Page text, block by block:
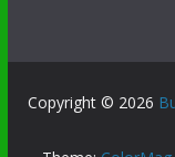
Copyright © 2026